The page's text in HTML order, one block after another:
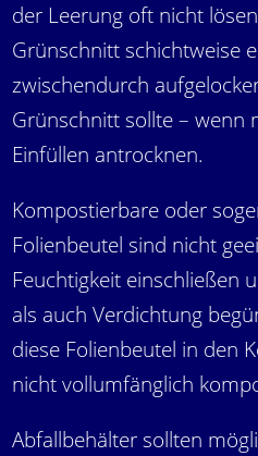
der Leerung oft nicht
Grünschnitt schichtweise
zwischendurch
Grünschnitt sollte – wenn
Einfüllen antrocknen.
Kompostierbare oder
Folienbeutel sind nicht
Feuchtigkeit einschließen
als auch Verdichtung
diese Folienbeutel in den
nicht vollumfänglich
Abfallbehälter sollten